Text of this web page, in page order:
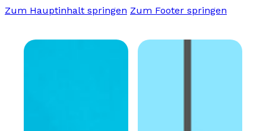
Zum Hauptinhalt springen Zum Footer springen